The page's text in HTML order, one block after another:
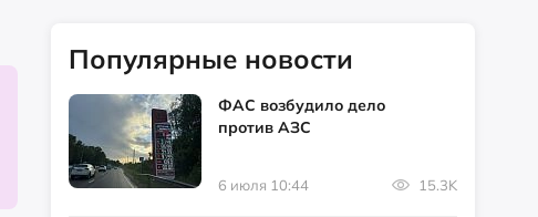
Популярные новости
ФАС возбудило дело
против АЗС
6 июля 10:44 15.3K